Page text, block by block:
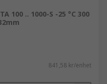
100 .. 1000-S -25 °C 300
841,58 kr/enhet